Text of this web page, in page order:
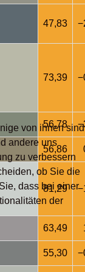
47,83
73,39
56,78
56,86
81,29
63,49
55,30
von ihnen sind
andere uns
zu verbessern
ob Sie die
dass bei einer
der